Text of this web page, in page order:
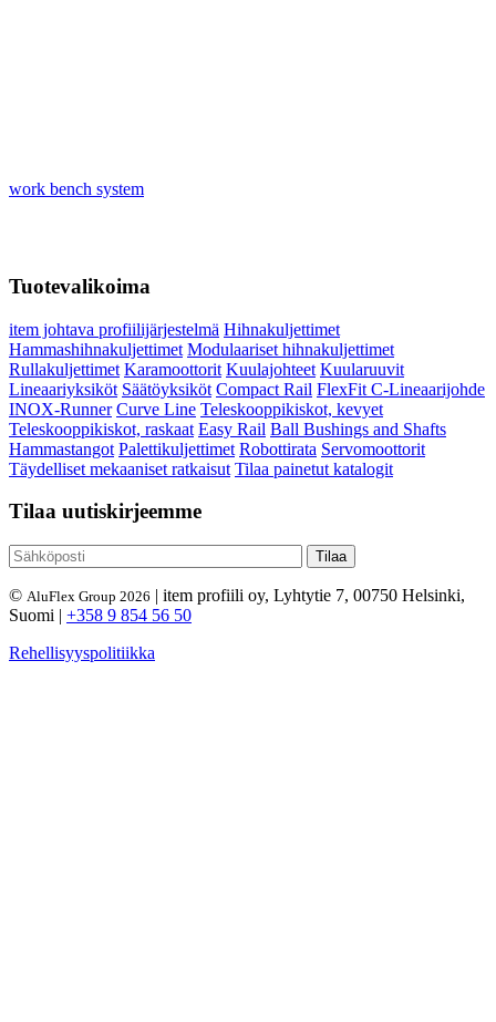
work bench system
Tuotevalikoima
item johtava profiilijärjestelmä Hihnakuljettimet
Hammashihnakuljettimet Modulaariset hihnakuljettimet
Rullakuljettimet Karamoottorit Kuulajohteet Kuularuuvit
Lineaariyksiköt Säätöyksiköt Compact Rail FlexFit C-Lineaarijohde
INOX-Runner Curve Line Teleskooppikiskot, kevyet
Teleskooppikiskot, raskaat Easy Rail Ball Bushings and Shafts
Hammastangot Palettikuljettimet Robottirata Servomoottorit
Täydelliset mekaaniset ratkaisut Tilaa painetut katalogit
Tilaa uutiskirjeemme
© AluFlex Group 2026 | item profiili oy, Lyhtytie 7, 00750 Helsinki,
Suomi | +358 9 854 56 50
Rehellisyyspolitiikka